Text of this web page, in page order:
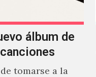
álbum de
tomarse a la